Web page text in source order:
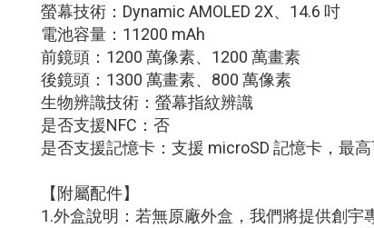
螢幕技術：Dynamic AMOLED 2X、14.6 吋
電池容量：11200 mAh
前鏡頭：1200 萬像素、1200 萬畫素
後鏡頭：1300 萬畫素、800 萬像素
生物辨識技術：螢幕指紋辨識
是否支援NFC：否
是否支援記憶卡：支援 microSD 記憶卡，最
【附屬配件】
1.外盒說明：若無原廠外盒，我們將提供創宇